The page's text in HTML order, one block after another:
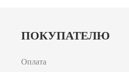
ПОКУПАТЕЛЮ
Оплата